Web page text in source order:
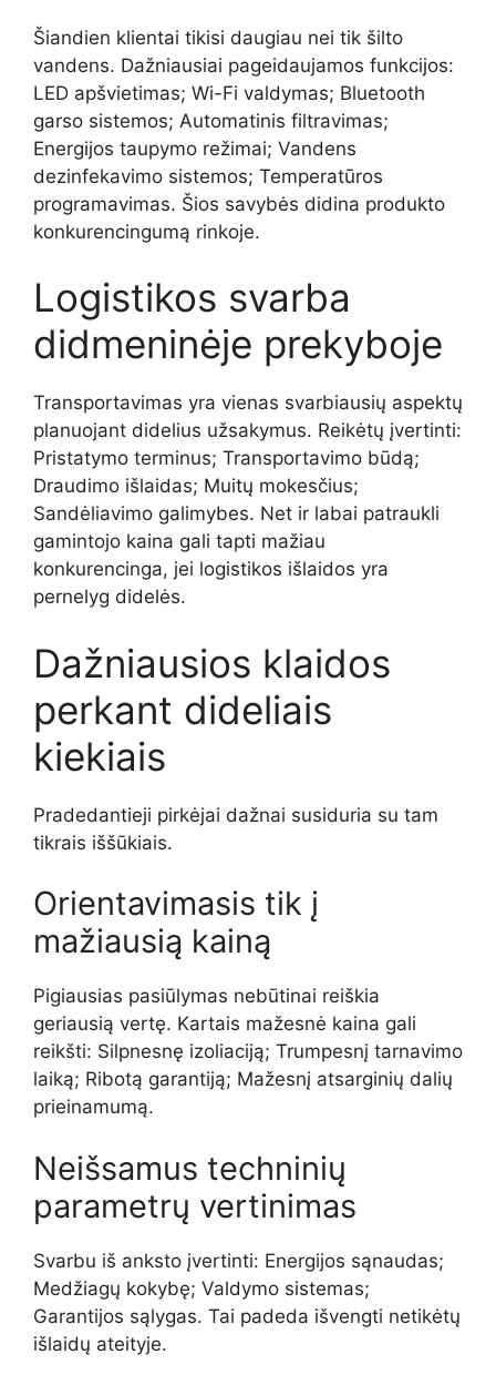
Šiandien klientai tikisi daugiau nei tik šilto
vandens. Dažniausiai pageidaujamos funkcijos:
LED apšvietimas; Wi-Fi valdymas; Bluetooth
garso sistemos; Automatinis filtravimas;
Energijos taupymo režimai; Vandens
dezinfekavimo sistemos; Temperatūros
programavimas. Šios savybės didina produkto
konkurencingumą rinkoje.
Logistikos svarba
didmeninėje prekyboje
Transportavimas yra vienas svarbiausių aspektų
planuojant didelius užsakymus. Reikėtų įvertinti:
Pristatymo terminus; Transportavimo būdą;
Draudimo išlaidas; Muitų mokesčius;
Sandėliavimo galimybes. Net ir labai patraukli
gamintojo kaina gali tapti mažiau
konkurencinga, jei logistikos išlaidos yra
pernelyg didelės.
Dažniausios klaidos
perkant dideliais
kiekiais
Pradedantieji pirkėjai dažnai susiduria su tam
tikrais iššūkiais.
Orientavimasis tik į
mažiausią kainą
Pigiausias pasiūlymas nebūtinai reiškia
geriausią vertę. Kartais mažesnė kaina gali
reikšti: Silpnesnę izoliaciją; Trumpesnį tarnavimo
laiką; Ribotą garantiją; Mažesnį atsarginių dalių
prieinamumą.
Neišsamus techninių
parametrų vertinimas
Svarbu iš anksto įvertinti: Energijos sąnaudas;
Medžiagų kokybę; Valdymo sistemas;
Garantijos sąlygas. Tai padeda išvengti netikėtų
išlaidų ateityje.